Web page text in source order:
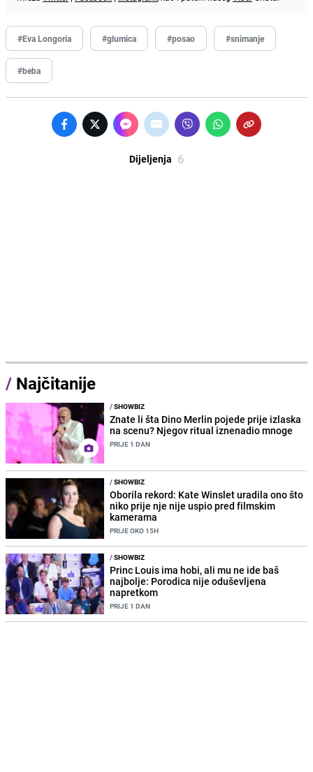
#Eva Longoria #glumica #posao #snimanje
#beba
Dijeljenja 6
/ Najčitanije
/SHOWBIZ
Znate li šta Dino Merlin pojede prije izlaska
na scenu? Njegov ritual iznenadio mnoge
PRIJE 1 DAN
/SHOWBIZ
Oborila rekord: Kate Winslet uradila ono što
niko prije nje nije uspio pred filmskim
kamerama
PRIJE OKO 15H
/SHOWBIZ
Princ Louis ima hobi, ali mu ne ide baš
najbolje: Porodica nije oduševljena
napretkom
PRIJE 1 DAN